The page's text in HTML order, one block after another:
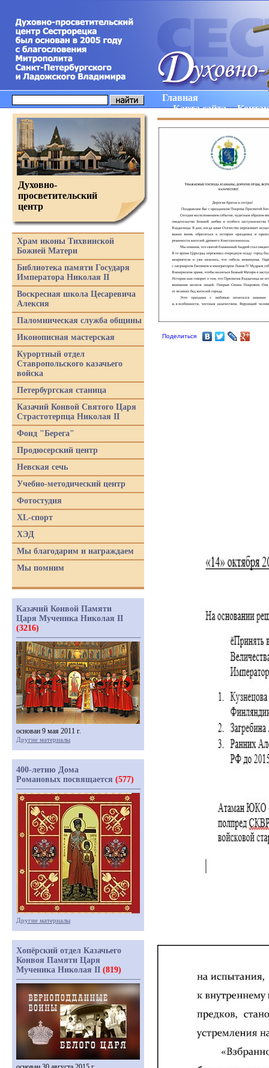
Главная
Карта сайта
Поделиться
Духовно-
просветительский
центр
Храм иконы Тихвинской
Божией Матери
Библиотека памяти Государя
Императора Николая II
Воскресная школа Цесаревича
Алексия
Паломническая служба общины
Иконописная мастерская
Курортный отдел
Ставропольского казачьего
войска
Петербургская станица
Казачий Конвой Святого Царя
Страстотерпца Николая II
Фонд "Берега"
Продюсерский центр
Невская сечь
Учебно-методический центр
Фотостудия
XL-спорт
ХЭД
Мы благодарим и награждаем
Мы помним
Казачий Конвой Памяти
Царя Мученика Николая II
(3216)
основан 9 мая 2011 г.
Другие материалы
400-летию Дома
Романовых посвящается (577)
Другие материалы
Хопёрский отдел Казачьего
Конвоя Памяти Царя
Мученика Николая II (819)